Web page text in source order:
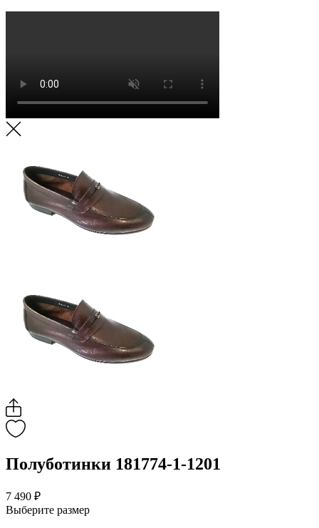
Полуботинки 181774-1-1201
7 490 ₽
Выберите размер